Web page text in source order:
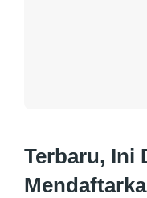
Terbaru, Ini